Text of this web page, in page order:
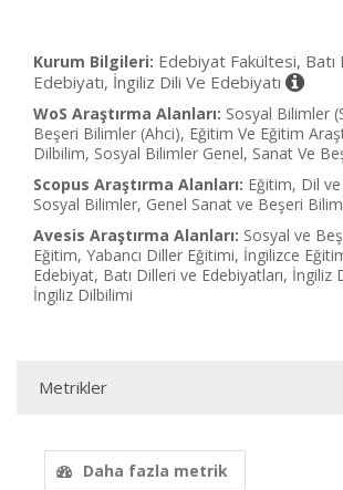
Kurum Bilgileri: Edebiyat Fakültesi, Batı
Edebiyatı, İngiliz Dili Ve Edebiyatı
WoS Araştırma Alanları: Sosyal Bilimler
Beşeri Bilimler (Ahci), Eğitim Ve Eğitim
Dilbilim, Sosyal Bilimler Genel, Sanat Ve
Scopus Araştırma Alanları: Eğitim, Dil
Sosyal Bilimler, Genel Sanat ve Beşeri
Avesis Araştırma Alanları: Sosyal ve
Eğitim, Yabancı Diller Eğitimi, İngilizce
Edebiyat, Batı Dilleri ve Edebiyatları, İngiliz
İngiliz Dilbilimi
Metrikler
Daha fazla metrik